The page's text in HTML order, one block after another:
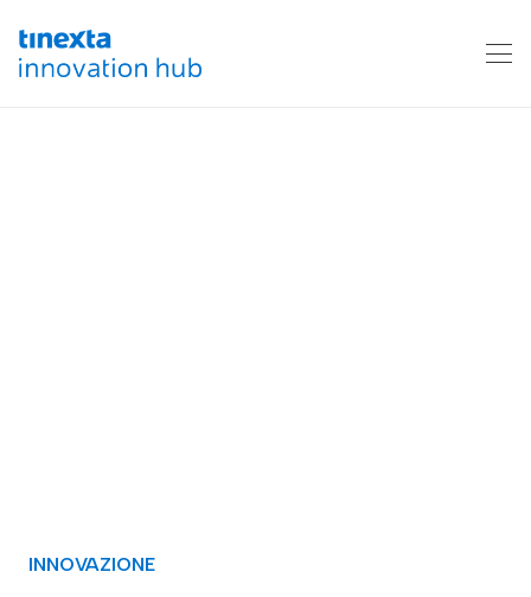
INNOVAZIONE